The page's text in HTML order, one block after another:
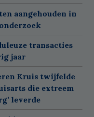
aangehouden in
transacties
jaar
Kruis twijfelde
die extreem
leverde